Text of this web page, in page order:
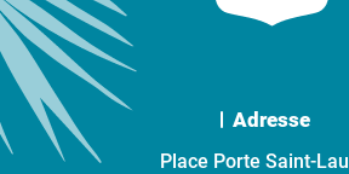
Adresse
Place Porte Saint-